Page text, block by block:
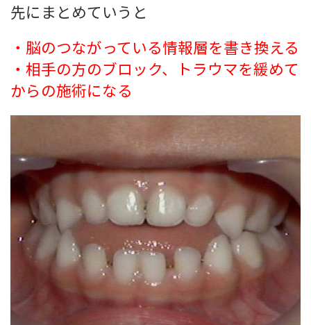
先にまとめていうと
・脳のつながっている情報層を書き換える
・相手の方のブロック、トラウマを緩めて
からの施術になる